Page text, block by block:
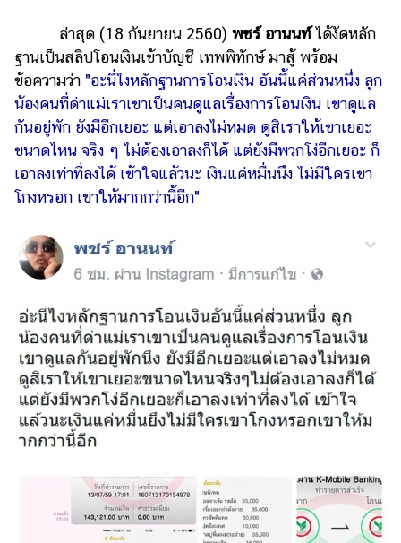
วา
ไร
ตี้
แต่งงาน
แม่
สัตว์
เลี้ยง
Infographic
บริการ
แอปฯ
กระปุก
ออนไลน์
เรียน
ล่าสุด (18 กันยายน 2560) พชร์ อานนท์ได้งัดหลัก
ฐานเป็นสลิปโอนเงินเข้าบัญชี เทพพิทักษ์ มาสู้ พร้อม
ข้อความว่า "อะนี่ไงหลักฐานการโอนเงิน อันนี้แค่ส่วนหนึ่ง ลูก
น้องคนที่ด่าแม่เราเขาเป็นคนดูแลเรื่องการโอนเงิน เขาดูแล
กันอยู่พัก ยังมีอีกเยอะ แต่เอาลงไม่หมด ดูสิเราให้เขาเยอะ
ขนาดไหน จริง ๆ ไม่ต้องเอาลงก็ได้ แต่ยังมีพวกโง่อีกเยอะ ก็
เอาลงเท่าที่ลงได้ เข้าใจแล้วนะ เงินแค่หมื่นนึง ไม่มีใครเขา
โกงหรอก เขาให้มากกว่านี้อีก"